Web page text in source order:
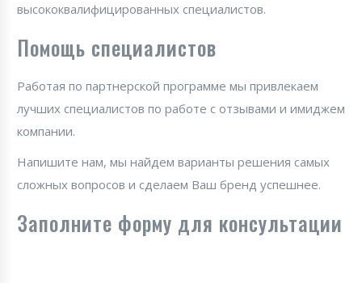
высококвалифицированных специалистов.
Помощь специалистов
Работая по партнерской программе мы привлекаем
лучших специалистов по работе с отзывами и имиджем
компании.
Напишите нам, мы найдем варианты решения самых
сложных вопросов и сделаем Ваш бренд успешнее.
Заполните форму для консультации